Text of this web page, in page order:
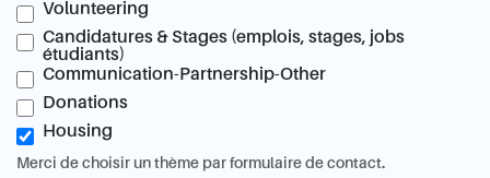
Volunteering
Candidatures & Stages (emplois, stages, jobs
étudiants)
Communication-Partnership-Other
Donations
Housing
Merci de choisir un thème par formulaire de contact.